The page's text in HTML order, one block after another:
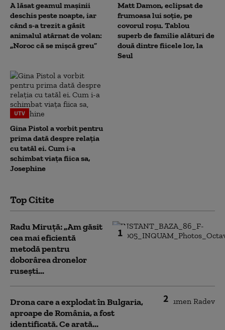
A lăsat geamul mașinii
deschis peste noapte, iar
când s-a trezit a găsit
animalul atârnat de volan:
„Noroc că se mișcă greu”
Matt Damon, eclipsat de
frumoasa lui soție, pe
covorul roșu. Tablou
superb de familie alături de
două dintre fiicele lor, la
Seul
UTV
Gina Pistol a vorbit pentru
prima dată despre relația
cu tatăl ei. Cum i-a
schimbat viața fiica sa,
Josephine
Top Citite
1
Radu Miruță: „Am găsit
cea mai eficientă
metodă pentru
doborârea dronelor
rusești...
2
Drona care a explodat în Bulgaria,
aproape de România, a fost
identificată. Ce arată...